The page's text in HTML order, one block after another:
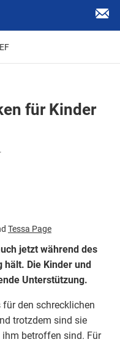
für Kinder
Tessa Page
jetzt während des
hält. Die Kinder und
Unterstützung.
den schrecklichen
trotzdem sind sie
betroffen sind. Für